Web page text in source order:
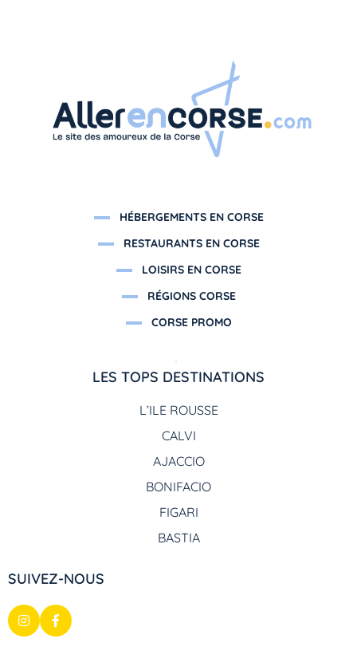
HÉBERGEMENTS EN CORSE
RESTAURANTS EN CORSE
LOISIRS EN CORSE
RÉGIONS CORSE
CORSE PROMO
LES TOPS DESTINATIONS
L’ILE ROUSSE
CALVI
AJACCIO
BONIFACIO
FIGARI
BASTIA
SUIVEZ-NOUS